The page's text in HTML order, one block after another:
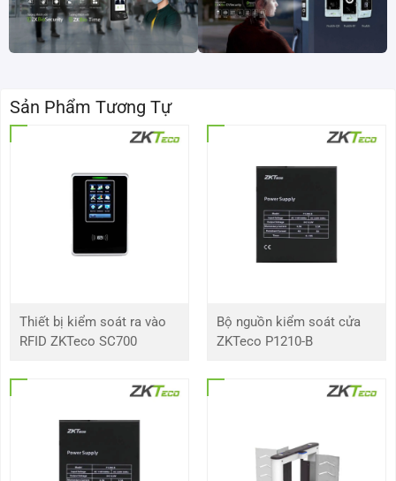
nguồn và lắp đặt.
Thông số kỹ thuật của đầu đọc thẻ mifare ZKTeco
ProID30BM
Khoảng cách đọc thẻ
Đèn LED đỏ và xanh lục
Âm thanh
Sản Phẩm Tương Tự
Thiết bị kiểm soát ra vào
RFID ZKTeco SC700
Bộ nguồn kiểm soát cửa
ZKTeco P1210-B